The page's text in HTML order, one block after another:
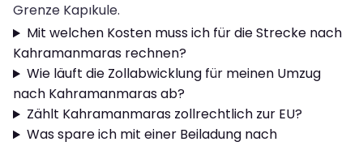
Grenze Kapıkule.
Mit welchen Kosten muss ich für die Strecke nach
Kahramanmaras rechnen?
Wie läuft die Zollabwicklung für meinen Umzug
nach Kahramanmaras ab?
Zählt Kahramanmaras zollrechtlich zur EU?
Was spare ich mit einer Beiladung nach